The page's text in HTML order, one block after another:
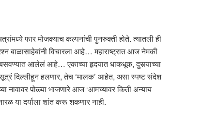
फार मोजक्याच कल्पनांची पुनरुक्ती होते. त्यातली ही
बाळासाहेबांनी विचारला आहे… महाराष्ट्रात आज नेमकी
आलेलं आहे… एकाच्या हृदयात धाकधूक, दुसर्‍याच्या
सूत्रं दिल्लीहून हलणार, तेच ‘मालक’ आहेत, असा स्पष्ट संदेश
नावावर पोळ्या भाजणारे आज ‘आमच्यावर किती अन्याय
या दर्याला शांत करू शकणार नाही.